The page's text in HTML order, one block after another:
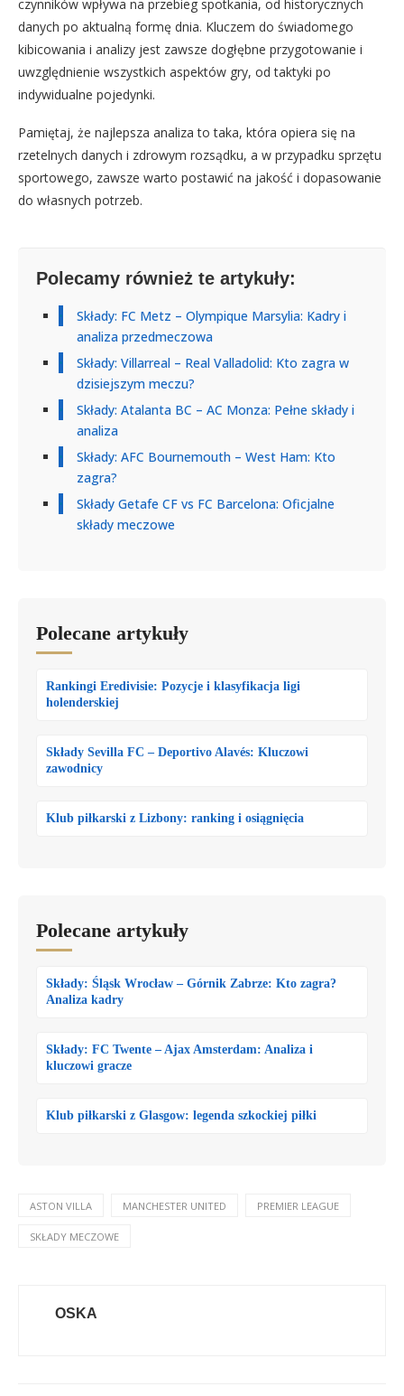
czynników wpływa na przebieg spotkania, od historycznych
danych po aktualną formę dnia. Kluczem do świadomego
kibicowania i analizy jest zawsze dogłębne przygotowanie i
uwzględnienie wszystkich aspektów gry, od taktyki po
indywidualne pojedynki.
Pamiętaj, że najlepsza analiza to taka, która opiera się na
rzetelnych danych i zdrowym rozsądku, a w przypadku sprzętu
sportowego, zawsze warto postawić na jakość i dopasowanie
do własnych potrzeb.
Polecamy również te artykuły:
Składy: FC Metz – Olympique Marsylia: Kadry i
analiza przedmeczowa
Składy: Villarreal – Real Valladolid: Kto zagra w
dzisiejszym meczu?
Składy: Atalanta BC – AC Monza: Pełne składy i
analiza
Składy: AFC Bournemouth – West Ham: Kto
zagra?
Składy Getafe CF vs FC Barcelona: Oficjalne
składy meczowe
Polecane artykuły
Rankingi Eredivisie: Pozycje i klasyfikacja ligi
holenderskiej
Składy Sevilla FC – Deportivo Alavés: Kluczowi
zawodnicy
Klub piłkarski z Lizbony: ranking i osiągnięcia
Polecane artykuły
Składy: Śląsk Wrocław – Górnik Zabrze: Kto zagra?
Analiza kadry
Składy: FC Twente – Ajax Amsterdam: Analiza i
kluczowi gracze
Klub piłkarski z Glasgow: legenda szkockiej piłki
ASTON VILLA MANCHESTER UNITED PREMIER LEAGUE
SKŁADY MECZOWE
OSKA